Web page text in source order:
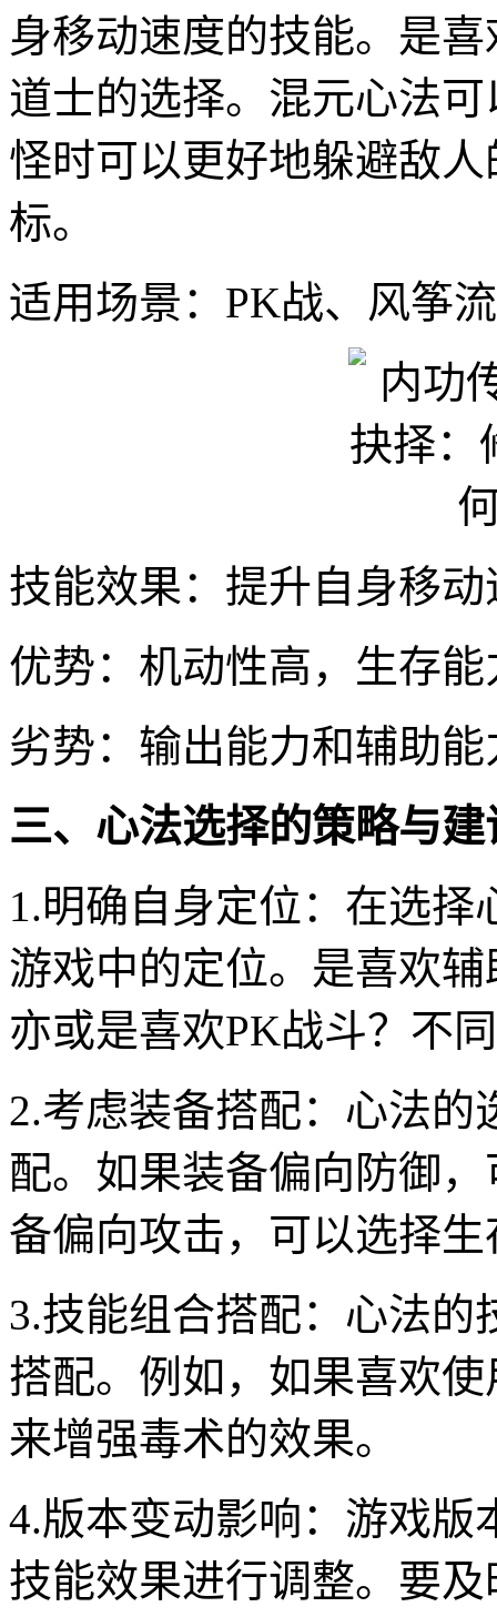
身移动速度的技能。是
道士的选择。混元心法
怪时可以更好地躲避敌
标。
适用场景：PK战、风筝
技能效果：提升自身移
优势：机动性高，生存
劣势：输出能力和辅助
三、心法选择的策略与建
1.明确自身定位：在选
游戏中的定位。是喜欢
亦或是喜欢PK战斗？不
2.考虑装备搭配：心法的
配。如果装备偏向防御
备偏向攻击，可以选择
3.技能组合搭配：心法
搭配。例如，如果喜欢
来增强毒术的效果。
4.版本变动影响：游戏版
技能效果进行调整。要